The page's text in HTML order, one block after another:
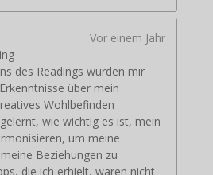
Vor einem Jahr
des Readings wurden mir
über mein
Wohlbefinden
wie wichtig es ist, mein
um meine
Beziehungen zu
die ich erhielt, waren nicht